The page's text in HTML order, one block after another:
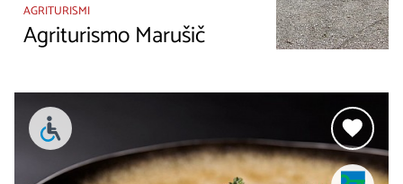
AGRITURISMI
Agriturismo Marušič